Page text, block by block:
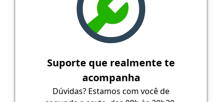
Suporte que realmente te
acompanha
Dúvidas? Estamos com você de